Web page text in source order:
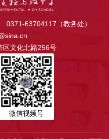
0371-63704117（教务处）
区文化北路256号
微信视频号